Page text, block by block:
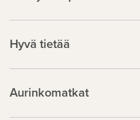
Hyvä tietää
Aurinkomatkat